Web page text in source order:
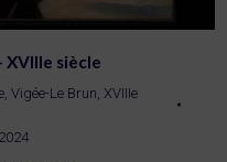
siècle
, Vigée-Le Brun, XVIIIe